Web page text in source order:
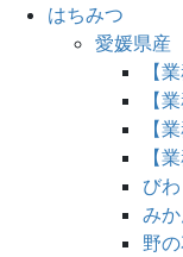
はちみつ
愛媛県
【
【
【
【
び
み
野